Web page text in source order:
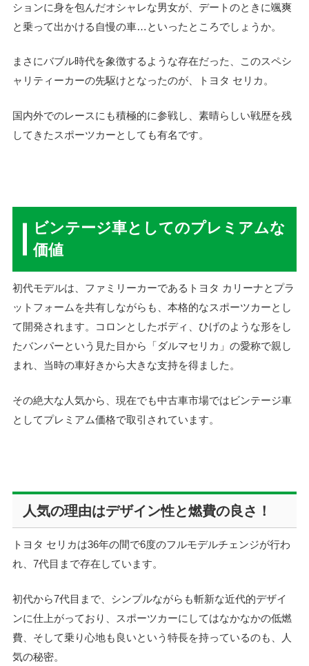
ションに身を包んだオシャレな男女が、デートのときに颯爽
と乗って出かける自慢の車…といったところでしょうか。
まさにバブル時代を象徴するような存在だった、このスペシ
ャリティーカーの先駆けとなったのが、トヨタ セリカ。
国内外でのレースにも積極的に参戦し、素晴らしい戦歴を残
してきたスポーツカーとしても有名です。
ビンテージ車としてのプレミアムな
価値
初代モデルは、ファミリーカーであるトヨタ カリーナとプラ
ットフォームを共有しながらも、本格的なスポーツカーとし
て開発されます。コロンとしたボディ、ひげのような形をし
たバンパーという見た目から「ダルマセリカ」の愛称で親し
まれ、当時の車好きから大きな支持を得ました。
その絶大な人気から、現在でも中古車市場ではビンテージ車
としてプレミアム価格で取引されています。
人気の理由はデザイン性と燃費の良さ！
トヨタ セリカは36年の間で6度のフルモデルチェンジが行わ
れ、7代目まで存在しています。
初代から7代目まで、シンプルながらも斬新な近代的デザイ
ンに仕上がっており、スポーツカーにしてはなかなかの低燃
費、そして乗り心地も良いという特長を持っているのも、人
気の秘密。